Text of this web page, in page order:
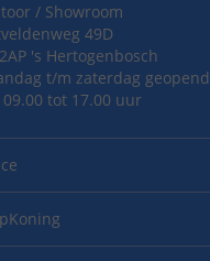
/ Showroom
49D
's Hertogenbosch
t/m zaterdag geopend
tot 17.00 uur